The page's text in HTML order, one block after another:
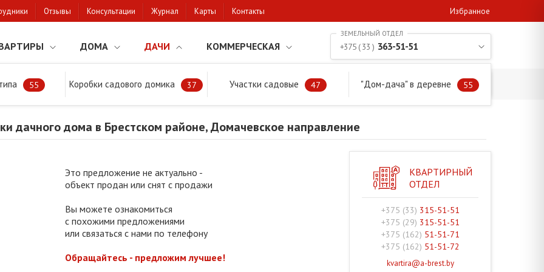
Отзывы Консультации Журнал Карты Контакты Избранное
ДОМА ДАЧИ КОММЕРЧЕСКАЯ
55 Коробки садового домика 37 Участки садовые 47 "Дом-дача" в деревне 55
+375 ( 33 ) 363-51-51
Продажа коробки дачного дома в Брестском районе, Домачевское направление
дачного дома в Брестском районе, Домачевское направление
Это предложение не актуально -
объект продан или снят с продажи
Вы можете ознакомиться
с похожими предложениями
или связаться с нами по телефону
Обращайтесь - предложим лучшее!
КВАРТИРНЫЙ
ОТДЕЛ
+375 (33) 315-51-51
+375 (29) 315-51-51
+375 (162) 51-51-71
+375 (162) 51-51-72
kvartira@a-brest.by